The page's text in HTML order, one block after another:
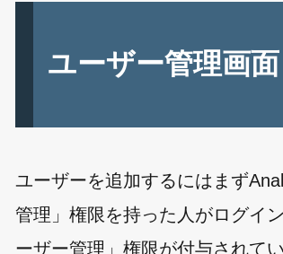
ユーザー管理画面
ユーザーを追加するにはまず
管理」権限を持った人がログイ
ーザー管理」権限が付与されてい